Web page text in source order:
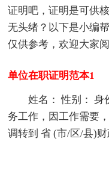
证明吧，证明是可供
无头绪？以下是小编
仅供参考，欢迎大家阅
单位在职证明范本1
姓名： 性别： 身
务工作，因工作需要
调转到 省 (市/区/县)